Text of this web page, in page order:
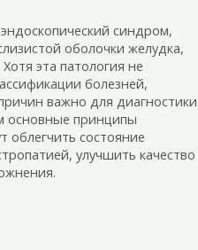
синдром,
оболочки желудка,
эта патология не
болезней,
важно для диагностики
основные принципы
облегчить состояние
улучшить качество